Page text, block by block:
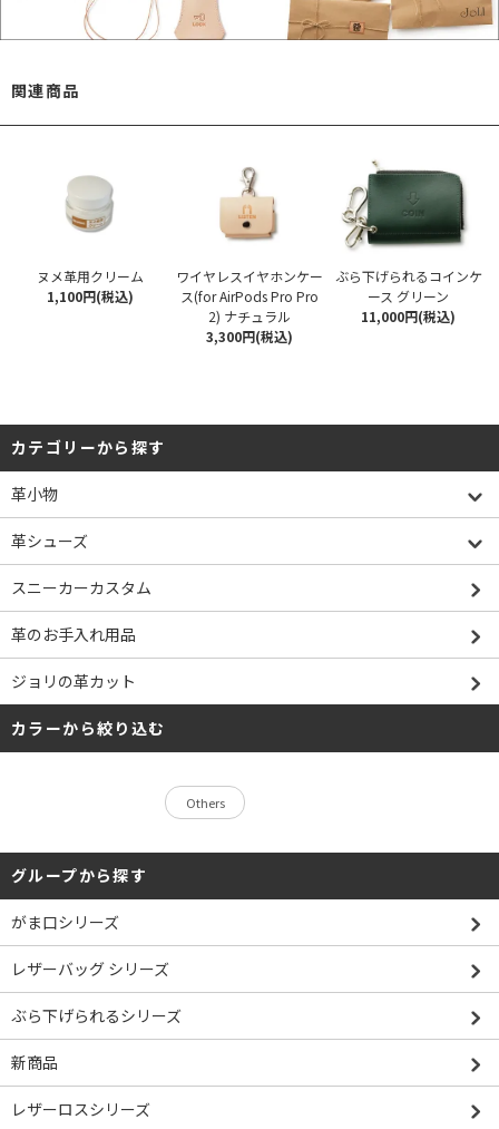
関連商品
ヌメ革用クリーム
1,100円(税込)
ワイヤレスイヤホンケー
ス(for AirPods Pro Pro
2) ナチュラル
3,300円(税込)
ぶら下げられるコインケ
ース グリーン
11,000円(税込)
カテゴリーから探す
革小物
革シューズ
スニーカーカスタム
革のお手入れ用品
ジョリの革カット
カラーから絞り込む
Others
グループから探す
がま口シリーズ
レザーバッグ シリーズ
ぶら下げられるシリーズ
新商品
レザーロスシリーズ